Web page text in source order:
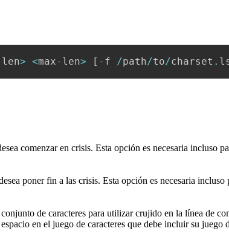
len> <max- len> [ - f /path/to/charset .
comenzar en crisis. Esta opción es necesaria incluso
poner fin a las crisis. Esta opción es necesaria
de caracteres para utilizar crujido en la línea de
en el juego de caracteres que debe incluir su juego